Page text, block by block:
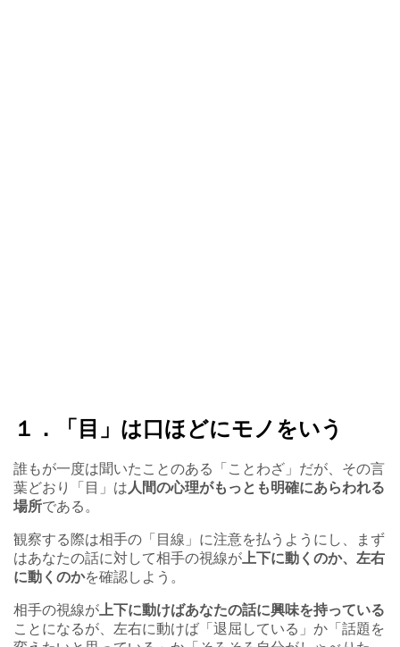
１．「目」は口ほどにモノをいう
誰もが一度は聞いたことのある「ことわざ」だが、その言
葉どおり「目」は人間の心理がもっとも明確にあらわれる
場所である。
観察する際は相手の「目線」に注意を払うようにし、まず
はあなたの話に対して相手の視線が上下に動くのか、左右
に動くのかを確認しよう。
相手の視線が上下に動けばあなたの話に興味を持っている
ことになるが、左右に動けば「退屈している」か「話題を